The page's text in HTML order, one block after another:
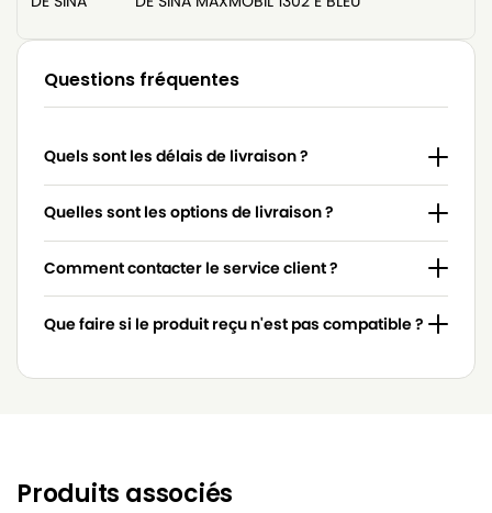
Questions fréquentes
Quels sont les délais de livraison ?
Quelles sont les options de livraison ?
Comment contacter le service client ?
Que faire si le produit reçu n'est pas compatible ?
Produits associés